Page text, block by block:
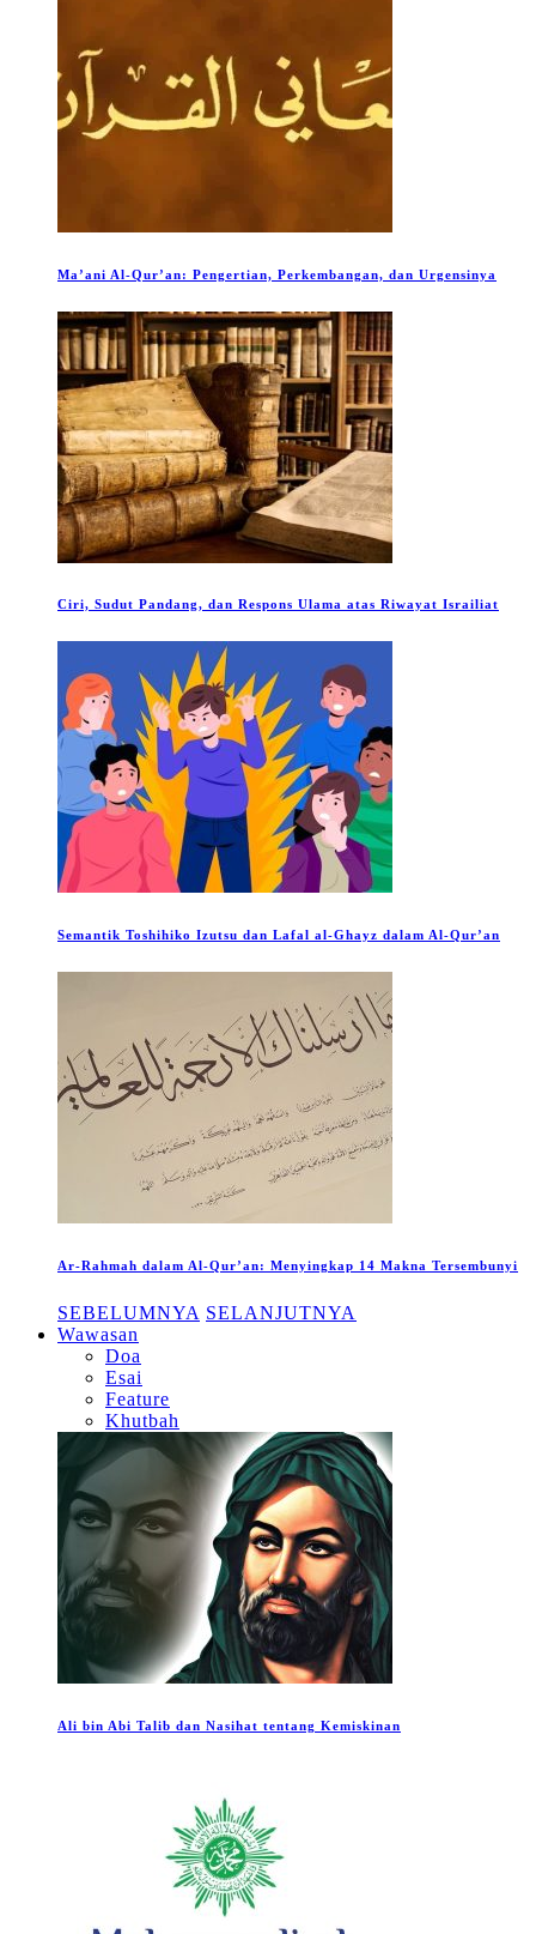
Ma’ani Al-Qur’an: Pengertian, Perkembangan, dan Urgensinya
Ciri, Sudut Pandang, dan Respons Ulama atas Riwayat Israiliat
Semantik Toshihiko Izutsu dan Lafal al-Ghayz dalam Al-Qur’an
Ar-Rahmah dalam Al-Qur’an: Menyingkap 14 Makna Tersembunyi
SEBELUMNYA SELANJUTNYA
Wawasan
Doa
Esai
Feature
Khutbah
Ali bin Abi Talib dan Nasihat tentang Kemiskinan